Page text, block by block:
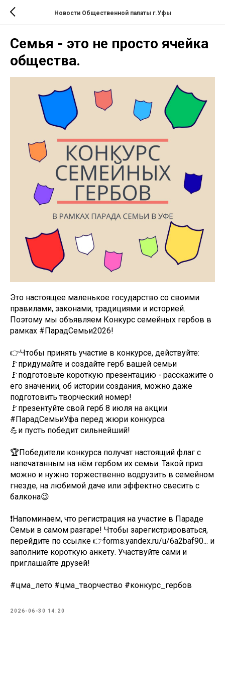
Новости Общественной палаты г.Уфы
Семья - это не просто ячейка
общества.
Это настоящее маленькое государство со своими
правилами, законами, традициями и историей.
Поэтому мы объявляем Конкурс семейных гербов в
рамках #ПарадСемьи2026!
👉Чтобы принять участие в конкурсе, действуйте:
🚩придумайте и создайте герб вашей семьи
🚩подготовьте короткую презентацию - расскажите о
его значении, об истории создания, можно даже
подготовить творческий номер!
🚩презентуйте свой герб 8 июля на акции
#ПарадСемьиУфа перед жюри конкурса
💪и пусть победит сильнейший!
🏆Победители конкурса получат настоящий флаг с
напечатанным на нём гербом их семьи. Такой приз
можно и нужно торжественно водрузить в семейном
гнезде, на любимой даче или эффектно свесить с
балкона😉
❗Напоминаем, что регистрация на участие в Параде
Семьи в самом разгаре! Чтобы зарегистрироваться,
перейдите по ссылке 👉forms.yandex.ru/u/6a2baf90... и
заполните короткую анкету. Участвуйте сами и
приглашайте друзей!
#цма_лето #цма_творчество #конкурс_гербов
2026-06-30 14:20